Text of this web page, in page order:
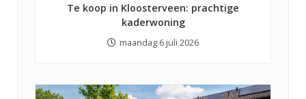
Te koop in Kloosterveen: prachtige
kaderwoning
maandag 6 juli 2026